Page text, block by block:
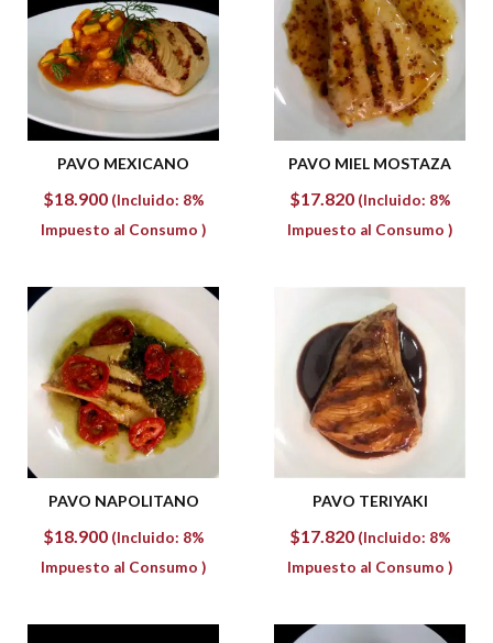
PAVO MEXICANO
$18.900 (Incluido: 8%
Impuesto al Consumo )
PAVO MIEL MOSTAZA
$17.820 (Incluido: 8%
Impuesto al Consumo )
PAVO NAPOLITANO
$18.900 (Incluido: 8%
Impuesto al Consumo )
PAVO TERIYAKI
$17.820 (Incluido: 8%
Impuesto al Consumo )